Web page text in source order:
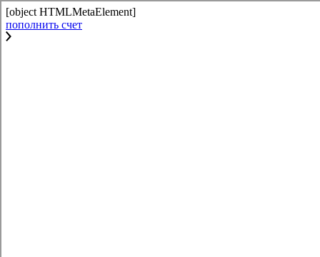
[object HTMLMetaElement]
пополнить счет